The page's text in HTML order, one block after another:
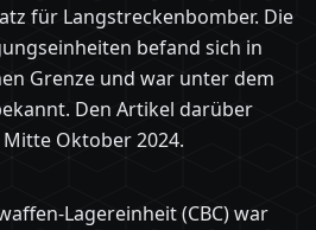
für Langstreckenbomber. Die
befand sich in
Grenze und war unter dem
Den Artikel darüber
Oktober 2024.
Lagereinheit (CBC) war